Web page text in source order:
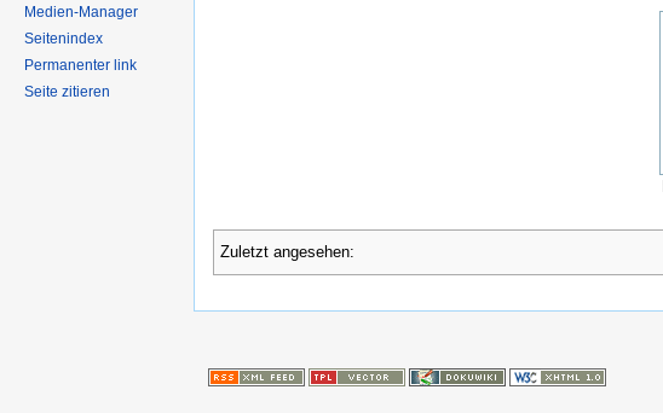
Zuletzt angesehen:
Medien-Manager
Seitenindex
Permanenter link
Seite zitieren